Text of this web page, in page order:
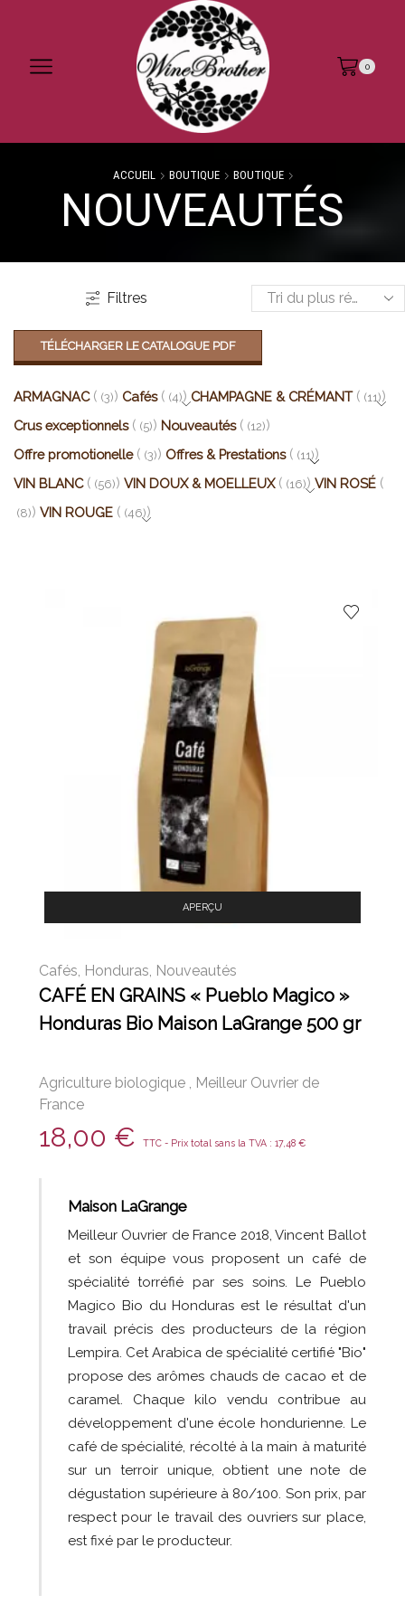
0
ACCUEIL BOUTIQUE BOUTIQUE
NOUVEAUTÉS
Filtres
TÉLÉCHARGER LE CATALOGUE PDF
ARMAGNAC (3) Cafés (4) CHAMPAGNE & CRÉMANT (11)
Crus exceptionnels (5) Nouveautés (12)
Offre promotionelle (3) Offres & Prestations (11)
VIN BLANC (56) VIN DOUX & MOELLEUX (16) VIN ROSÉ
(8) VIN ROUGE (46)
APERÇU
Cafés, Honduras, Nouveautés
CAFÉ EN GRAINS « Pueblo Magico »
Honduras Bio Maison LaGrange 500 gr
Agriculture biologique
Meilleur Ouvrier de
France
18,00 € TTC - Prix total sans la TVA : 17,48 €
Maison LaGrange
Meilleur Ouvrier de France 2018, Vincent Ballot
et son équipe vous proposent un café de
spécialité torréfié par ses soins. Le Pueblo
Magico Bio du Honduras est le résultat d'un
travail précis des producteurs de la région
Lempira. Cet Arabica de spécialité certifié "Bio"
propose des arômes chauds de cacao et de
caramel. Chaque kilo vendu contribue au
développement d'une école hondurienne. Le
café de spécialité, récolté à la main à maturité
sur un terroir unique, obtient une note de
dégustation supérieure à 80/100. Son prix, par
respect pour le travail des ouvriers sur place,
est fixé par le producteur.